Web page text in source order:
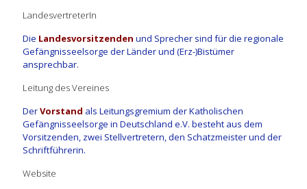
LandesvertreterIn
Die Landesvorsitzenden und Sprecher sind für die regionale
Gefängnisseelsorge der Länder und (Erz-)Bistümer
ansprechbar.
Leitung des Vereines
DerVorstand als Leitungsgremium der Katholischen
Gefängnisseelsorge in Deutschland e.V. besteht aus dem
Vorsitzenden, zwei Stellvertretern, den Schatzmeister und der
Schriftführerin.
Website